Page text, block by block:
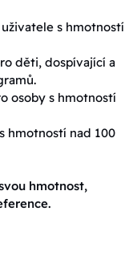
s hmotností
děti, dospívající a
osoby s hmotností
hmotností nad 100
hmotnost,